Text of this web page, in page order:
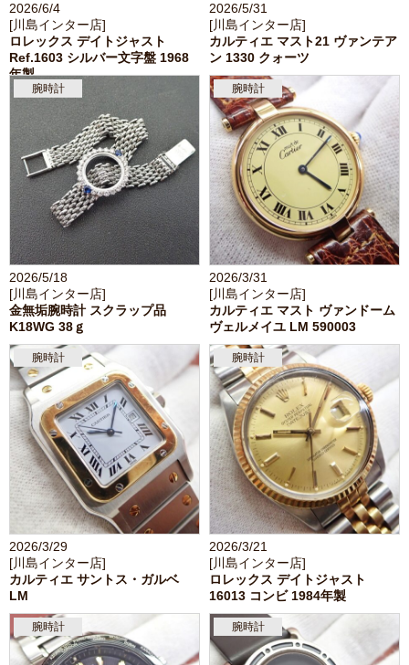
2026/6/4
[川島インター店]
ロレックス デイトジャスト
Ref.1603 シルバー文字盤 1968
年製
2026/5/31
[川島インター店]
カルティエ マスト21 ヴァンテア
ン 1330 クォーツ
腕時計
2026/5/18
[川島インター店]
金無垢腕時計 スクラップ品
K18WG 38ｇ
腕時計
2026/3/31
[川島インター店]
カルティエ マスト ヴァンドーム
ヴェルメイユ LM 590003
腕時計
2026/3/29
[川島インター店]
カルティエ サントス・ガルベ
LM
腕時計
2026/3/21
[川島インター店]
ロレックス デイトジャスト
16013 コンビ 1984年製
腕時計 腕時計